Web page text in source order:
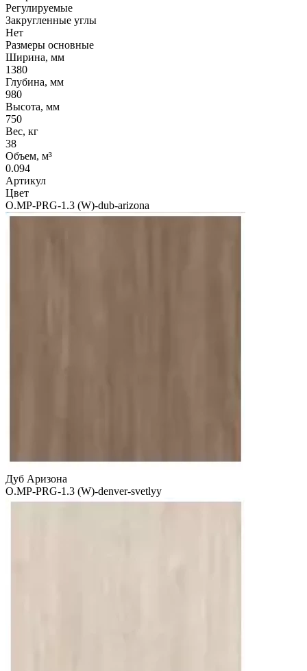
Регулируемые
Закругленные углы
Нет
Размеры основные
Ширина, мм
1380
Глубина, мм
980
Высота, мм
750
Вес, кг
38
Объем, м³
0.094
Артикул
Цвет
O.MP-PRG-1.3 (W)-dub-arizona
Дуб Аризона
O.MP-PRG-1.3 (W)-denver-svetlyy